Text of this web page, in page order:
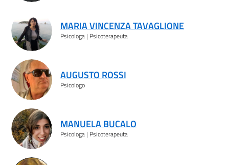
MARIA VINCENZA TAVAGLIONE
Psicologa | Psicoterapeuta
AUGUSTO ROSSI
Psicologo
MANUELA BUCALO
Psicologa | Psicoterapeuta